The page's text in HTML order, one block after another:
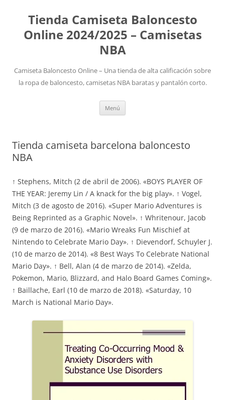
Tienda Camiseta Baloncesto
Online 2024/2025 – Camisetas
NBA
Camiseta Baloncesto Online – Una tienda de alta calificación sobre
la ropa de baloncesto, camisetas NBA baratas y pantalón corto.
Menú
Tienda camiseta barcelona baloncesto
NBA
↑ Stephens, Mitch (2 de abril de 2006). «BOYS PLAYER OF
THE YEAR: Jeremy Lin / A knack for the big play». ↑ Vogel,
Mitch (3 de agosto de 2016). «Super Mario Adventures is
Being Reprinted as a Graphic Novel». ↑ Whritenour, Jacob
(9 de marzo de 2016). «Mario Wreaks Fun Mischief at
Nintendo to Celebrate Mario Day». ↑ Dievendorf, Schuyler J.
(10 de marzo de 2014). «8 Best Ways To Celebrate National
Mario Day». ↑ Bell, Alan (4 de marzo de 2014). «Zelda,
Pokemon, Mario, Blizzard, and Halo Board Games Coming».
↑ Baillache, Earl (10 de marzo de 2018). «Saturday, 10
March is National Mario Day».